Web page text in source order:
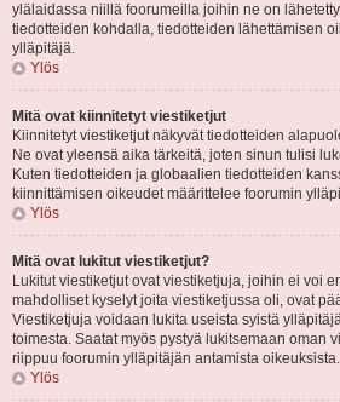
ylälaidassa niillä foorumeilla joihin ne on
tiedotteiden kohdalla, tiedotteiden lähettämisen
ylläpitäjä.
Ylös
Mitä ovat kiinnitetyt viestiketjut
Kiinnitetyt viestiketjut näkyvät tiedotteiden
Ne ovat yleensä aika tärkeitä, joten sinun tulisi
Kuten tiedotteiden ja globaalien tiedotteiden
kiinnittämisen oikeudet määrittelee foorumin
Ylös
Mitä ovat lukitut viestiketjut?
Lukitut viestiketjut ovat viestiketjuja, joihin ei voi
mahdolliset kyselyt joita viestiketjussa oli, ovat
Viestiketjuja voidaan lukita useista syistä
toimesta. Saatat myös pystyä lukitsemaan oman
riippuu foorumin ylläpitäjän antamista oikeuksista.
Ylös